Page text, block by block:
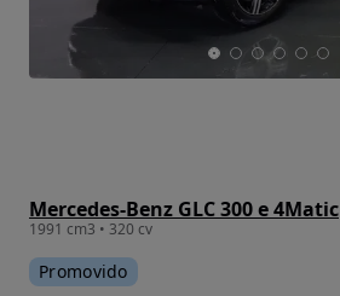
Mercedes-Benz GLC 300 e 4Matic
1991 cm3 • 320 cv
Promovido